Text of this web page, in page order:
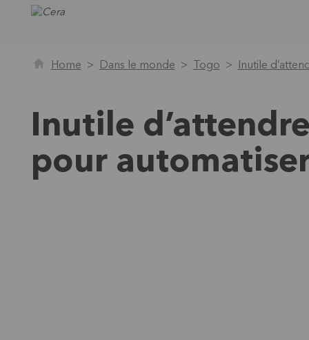
Home Dans le monde Togo Inutile
Inutile
pour